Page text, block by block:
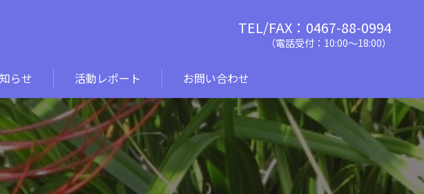
TEL/FAX：0467-88-0994
（電話受付：10:00〜18:00）
らせ 活動レポート お問い合わせ